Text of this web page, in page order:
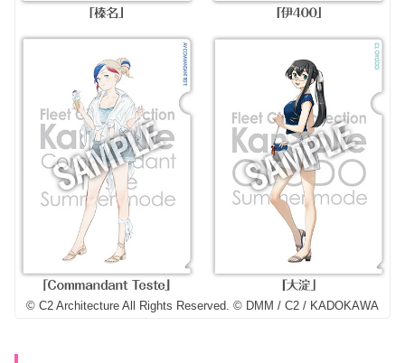
© C2 Architecture All Rights Reserved. © DMM / C2 / KADOKAWA